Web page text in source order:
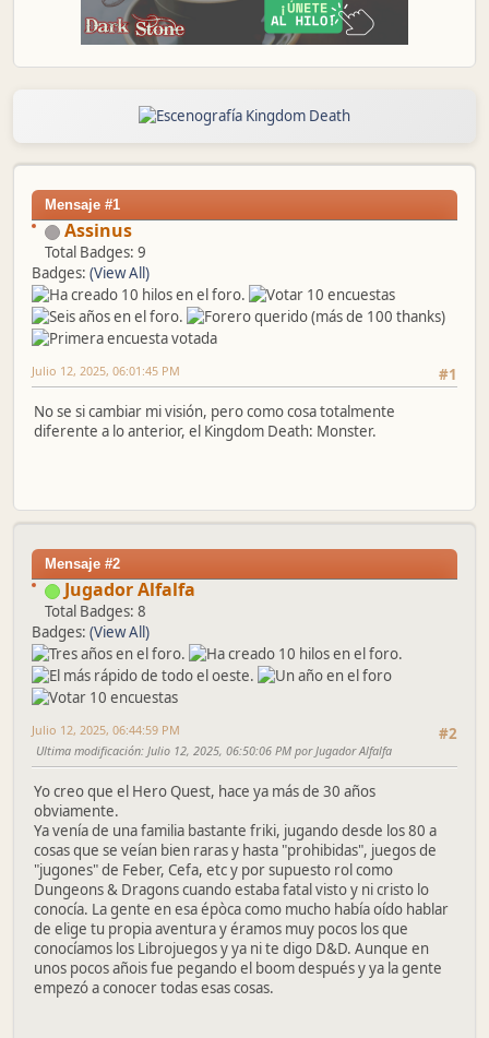
Mensaje #1
Assinus
Total Badges: 9
Badges: (View All)
#1
Julio 12, 2025, 06:01:45 PM
No se si cambiar mi visión, pero como cosa totalmente
diferente a lo anterior, el Kingdom Death: Monster.
Mensaje #2
Jugador Alfalfa
Total Badges: 8
Badges: (View All)
#2
Julio 12, 2025, 06:44:59 PM
Ultima modificación: Julio 12, 2025, 06:50:06 PM por Jugador Alfalfa
Yo creo que el Hero Quest, hace ya más de 30 años
obviamente.
Ya venía de una familia bastante friki, jugando desde los 80 a
cosas que se veían bien raras y hasta "prohibidas", juegos de
"jugones" de Feber, Cefa, etc y por supuesto rol como
Dungeons & Dragons cuando estaba fatal visto y ni cristo lo
conocía. La gente en esa épòca como mucho había oído hablar
de elige tu propia aventura y éramos muy pocos los que
conocíamos los Librojuegos y ya ni te digo D&D. Aunque en
unos pocos añois fue pegando el boom después y ya la gente
empezó a conocer todas esas cosas.